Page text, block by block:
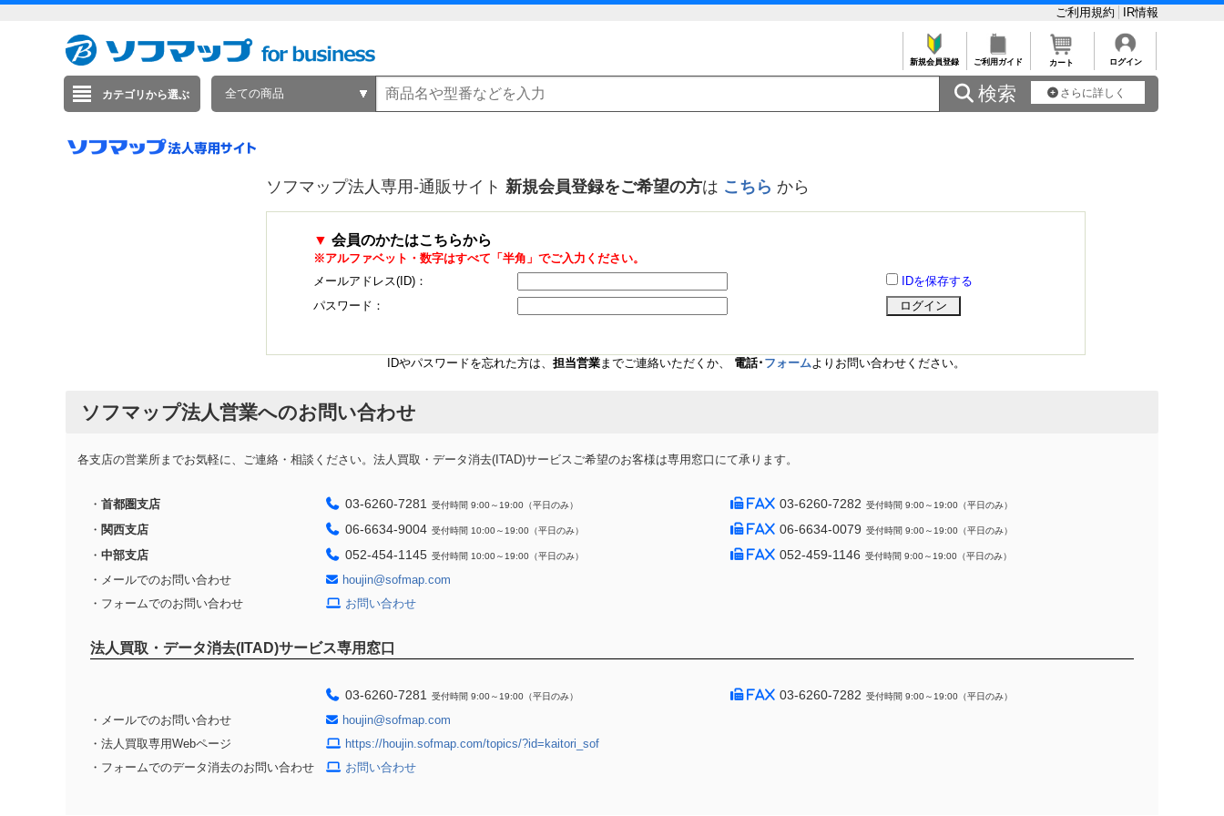
ご利用規約 IR情報
新規会員登録 ご利用ガイド カート ログイン
カテゴリから選ぶ 全ての商品  検索 さらに詳しく
ソフマップ法人専用-通販サイト 新規会員登録をご希望の方は こちら から
▼ 会員のかたはこちらから
※アルファベット・数字はすべて「半角」でご入力ください。
メールアドレス(ID)：
IDを保存する
パスワード：
IDやパスワードを忘れた方は、 担当営業までご連絡いただくか、 電話･ フォームよりお問い合わせください。
ソフマップ法人営業へのお問い合わせ
各支店の営業所までお気軽に、ご連絡・相談ください。法人買取・データ消去(ITAD)サービスご希望のお客様は専用窓口にて承ります。
・ 首都圏支店 03-6260-7281 受付時間 9:00～19:00（平日のみ） 03-6260-7282 受付時間 9:00～19:00（平日のみ）
・ 関西支店 06-6634-9004 受付時間 10:00～19:00（平日のみ） 06-6634-0079 受付時間 9:00～19:00（平日のみ）
・ 中部支店 052-454-1145 受付時間 10:00～19:00（平日のみ） 052-459-1146 受付時間 9:00～19:00（平日のみ）
・メールでのお問い合わせ
houjin@sofmap.com
・フォームでのお問い合わせ
お問い合わせ
法人買取・データ消去(ITAD)サービス専用窓口
03-6260-7281 受付時間 9:00～19:00（平日のみ） 03-6260-7282 受付時間 9:00～19:00（平日のみ）
・メールでのお問い合わせ
houjin@sofmap.com
・法人買取専用Webページ
https://houjin.sofmap.com/topics/?id=kaitori_sof
・フォームでのデータ消去のお問い合わせ
お問い合わせ